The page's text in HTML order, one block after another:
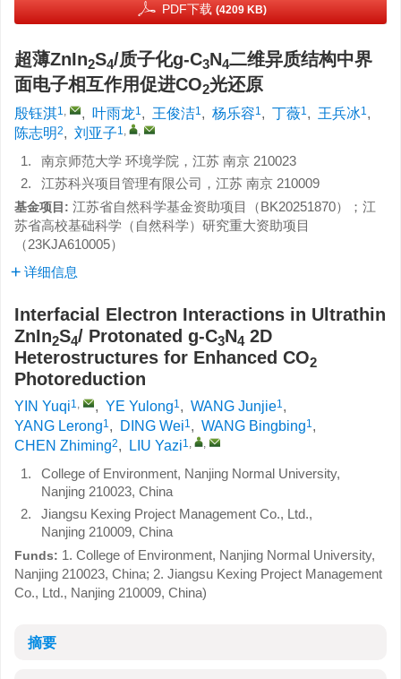
PDF下载 (4209 KB)
超薄ZnIn2S4/质子化g-C3N4二维异质结构中界
面电子相互作用促进CO2光还原
殷钰淇1, , 叶雨龙1, 王俊洁1, 杨乐容1, 丁薇1, 王兵冰1,
陈志明2, 刘亚子1, ,
1.
南京师范大学 环境学院，江苏 南京 210023
2.
江苏科兴项目管理有限公司，江苏 南京 210009
基金项目: 江苏省自然科学基金资助项目（BK20251870）；江
苏省高校基础科学（自然科学）研究重大资助项目
（23KJA610005）
详细信息
Interfacial Electron Interactions in Ultrathin
ZnIn2S4/ Protonated g-C3N4 2D
Heterostructures for Enhanced CO2
Photoreduction
YIN Yuqi1, , YE Yulong1, WANG Junjie1,
YANG Lerong1, DING Wei1, WANG Bingbing1,
CHEN Zhiming2, LIU Yazi1, ,
1.
College of Environment, Nanjing Normal University,
Nanjing 210023, China
2.
Jiangsu Kexing Project Management Co., Ltd.,
Nanjing 210009, China
Funds: 1. College of Environment, Nanjing Normal University,
Nanjing 210023, China; 2. Jiangsu Kexing Project Management
Co., Ltd., Nanjing 210009, China)
摘要